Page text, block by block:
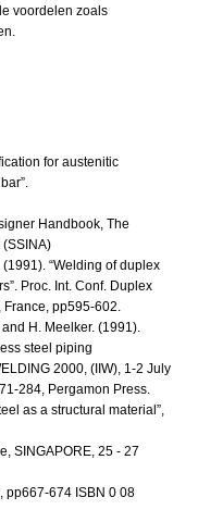
voordelen zoals
for austenitic
Handbook, The
(SSINA)
“Welding of duplex
Proc. Int. Conf. Duplex
pp595-602.
H. Meelker. (1991).
steel piping
2000, (IIW), 1-2 July
284, Pergamon Press.
as a structural material”,
SINGAPORE, 25 - 27
pp667-674 ISBN 0 08